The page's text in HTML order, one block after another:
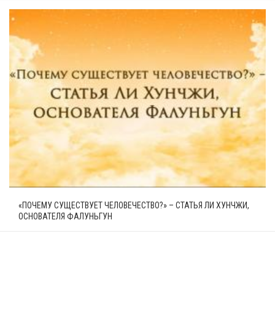
«ПОЧЕМУ СУЩЕСТВУЕТ ЧЕЛОВЕЧЕСТВО?» – СТАТЬЯ ЛИ ХУНЧЖИ,
ОСНОВАТЕЛЯ ФАЛУНЬГУН